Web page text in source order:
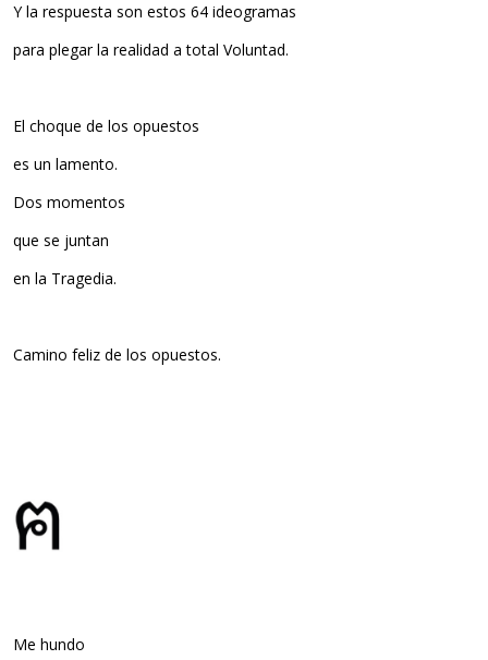
Y la respuesta son estos 64 ideogramas
para plegar la realidad a total Voluntad.
El choque de los opuestos
es un lamento.
Dos momentos
que se juntan
en la Tragedia.
Camino feliz de los opuestos.
Me hundo